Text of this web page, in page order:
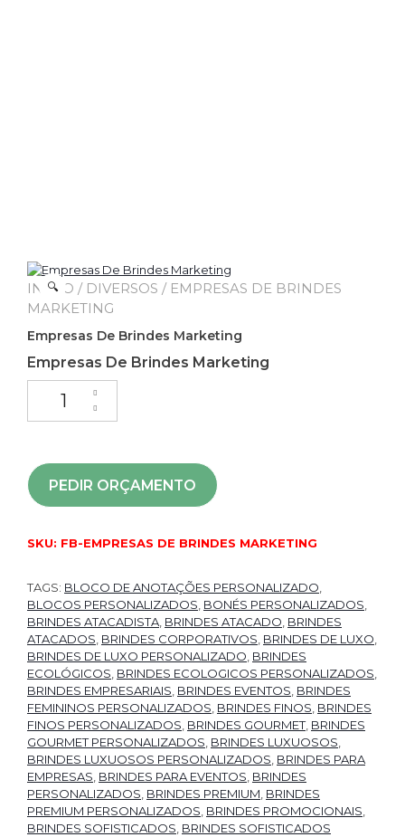
🔍
INÍCIO / DIVERSOS / EMPRESAS DE BRINDES
MARKETING
Empresas De Brindes Marketing
Empresas De Brindes Marketing
PEDIR ORÇAMENTO
SKU: FB-EMPRESAS DE BRINDES MARKETING
TAGS: BLOCO DE ANOTAÇÕES PERSONALIZADO,
BLOCOS PERSONALIZADOS, BONÉS PERSONALIZADOS,
BRINDES ATACADISTA, BRINDES ATACADO, BRINDES
ATACADOS, BRINDES CORPORATIVOS, BRINDES DE LUXO,
BRINDES DE LUXO PERSONALIZADO, BRINDES
ECOLÓGICOS, BRINDES ECOLOGICOS PERSONALIZADOS,
BRINDES EMPRESARIAIS, BRINDES EVENTOS, BRINDES
FEMININOS PERSONALIZADOS, BRINDES FINOS, BRINDES
FINOS PERSONALIZADOS, BRINDES GOURMET, BRINDES
GOURMET PERSONALIZADOS, BRINDES LUXUOSOS,
BRINDES LUXUOSOS PERSONALIZADOS, BRINDES PARA
EMPRESAS, BRINDES PARA EVENTOS, BRINDES
PERSONALIZADOS, BRINDES PREMIUM, BRINDES
PREMIUM PERSONALIZADOS, BRINDES PROMOCIONAIS,
BRINDES SOFISTICADOS, BRINDES SOFISTICADOS